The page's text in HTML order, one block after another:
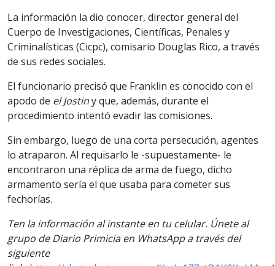
La información la dio conocer, director general del
Cuerpo de Investigaciones, Científicas, Penales y
Criminalísticas (Cicpc), comisario Douglas Rico, a través
de sus redes sociales.
El funcionario precisó que Franklin es conocido con el
apodo de el Jostiny que, además, durante el
procedimiento intentó evadir las comisiones.
Sin embargo, luego de una corta persecución, agentes
lo atraparon. Al requisarlo le -supuestamente- le
encontraron una réplica de arma de fuego, dicho
armamento sería el que usaba para cometer sus
fechorías.
Ten la información al instante en tu celular. Únete al
grupo de Diario Primicia en WhatsApp a través del
siguiente